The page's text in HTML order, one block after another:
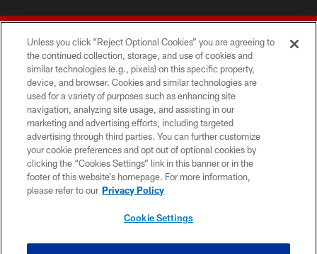
© 2026 Forty Niners Football Company LLC
TERMS AND CONDITIONS
PRIVACY POLICY
ACCESSIBILITY
CONTACT US
Unless you click “Reject Optional Cookies” you are agreeing to
the continued collection, storage, and use of cookies and
similar technologies (e.g., pixels) on this specific property,
device, and browser. Cookies and similar technologies are
used for a variety of purposes such as enhancing site
navigation, analyzing site usage, and assisting in our
marketing and advertising efforts, including targeted
advertising through third parties. You can further customize
your cookie preferences and opt out of optional cookies by
clicking the “Cookies Settings” link in this banner or in the
footer of this website’s homepage. For more information,
please refer to our Privacy Policy
Cookie Settings